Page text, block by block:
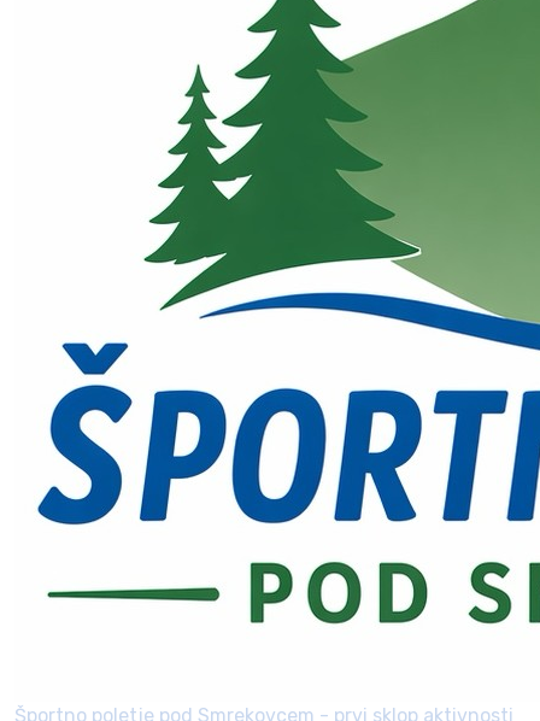
Športno poletje pod Smrekovcem - prvi sklop aktivnosti